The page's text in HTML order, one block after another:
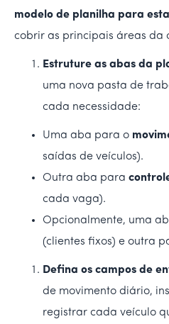
modelo de planilha para
cobrir as principais áreas da
Estruture as abas da
uma nova pasta de
cada necessidade:
Uma aba para o
saídas de veículos).
Outra aba para
cada vaga).
Opcionalmente, uma
(clientes fixos) e outra
Defina os campos de
de movimento diário,
registrar cada veículo